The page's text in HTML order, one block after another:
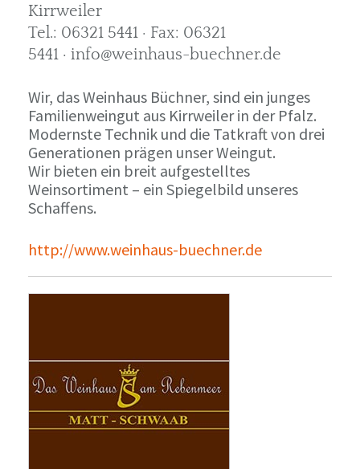
Kirrweiler
Tel.: 06321 5441 · Fax: 06321
5441 · info@weinhaus-buechner.de
Wir, das Weinhaus Büchner, sind ein junges
Familienweingut aus Kirrweiler in der Pfalz.
Modernste Technik und die Tatkraft von drei
Generationen prägen unser Weingut.
Wir bieten ein breit aufgestelltes
Weinsortiment – ein Spiegelbild unseres
Schaffens.
http://www.weinhaus-buechner.de